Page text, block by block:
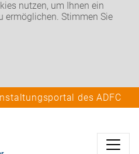
nutzen, um Ihnen ein
ermöglichen. Stimmen Sie
des ADFC